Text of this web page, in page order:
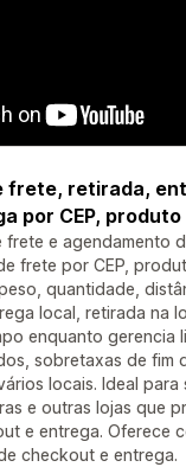
frete, retirada,
por CEP,
frete e agendamento
frete por CEP,
quantidade,
local, retirada na
enquanto gerencia
sobretaxas de fim
locais. Ideal para
e outras lojas que
e entrega. Oferece
checkout e entrega.